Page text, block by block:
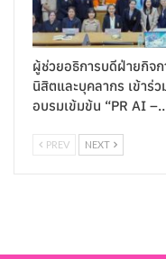
ผู้ช่วยอธิการบดีฝ่ายกิจก
นิสิตและบุคลากร เข้าร่ว
อบรมเข้มข้น “PR AI
PREV NEXT